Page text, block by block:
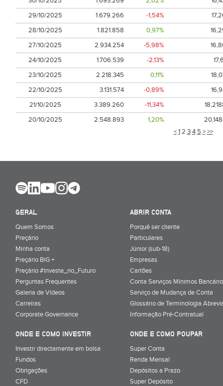
< 12 3 4 5 > >>
29/10/2025
1.679.266 -1,54%
28/10/2025
1.821.858 0,97%
27/10/2025
2.934.254 -5,98%
24/10/2025
1.706.539 -2,13%
23/10/2025
2.218.345 0,11%
22/10/2025
3.131.574 -0,89%
21/10/2025
3.389.260 -11,34%
20/10/2025
2.548.893 1,20%
GERAL
Quem Somos
Preçário
Minha conta
Preçário BiG +
Preçário #Investe_no_Futuro
Perguntas Frequentes
Galeria de Vídeos
Carreiras
Corporate Governance
ABRIR CONTA
Porquê ser cliente
Particulares
Júnior (sub-18)
Empresas
Cartões
Conta Serviços Mínimos
Serviço de Mudança de Conta
Glossário de Terminologia
Informação Pré-Contratual
ONDE E COMO INVESTIR
Investir directamente em bolsa
Fundos
Obrigações
CFD
ONDE E COMO POUPAR
Super Conta
Renda Mensal
Depósitos a Prazo
Super Depósito